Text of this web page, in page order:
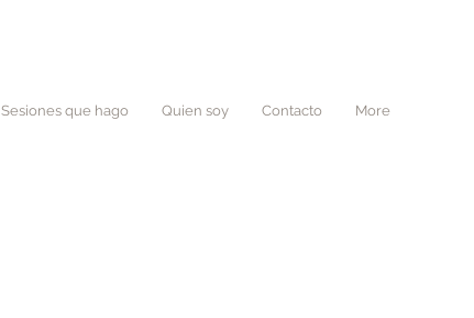
Sesiones que hago Quien soy Contacto More